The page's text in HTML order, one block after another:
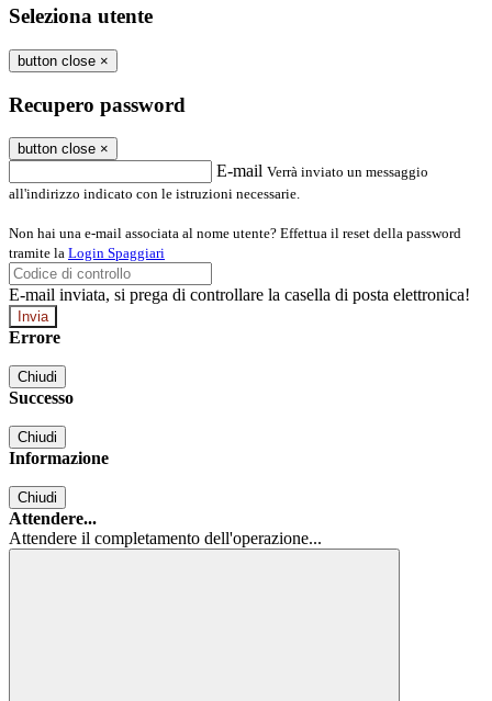
Seleziona utente
button close ×
Recupero password
button close ×
E-mail Verrà inviato un messaggio
all'indirizzo indicato con le istruzioni necessarie.
Non hai una e-mail associata al nome utente? Effettua il reset della password
tramite la Login Spaggiari
E-mail inviata, si prega di controllare la casella di posta elettronica!
Errore
Chiudi
Successo
Chiudi
Informazione
Chiudi
Attendere...
Attendere il completamento dell'operazione...